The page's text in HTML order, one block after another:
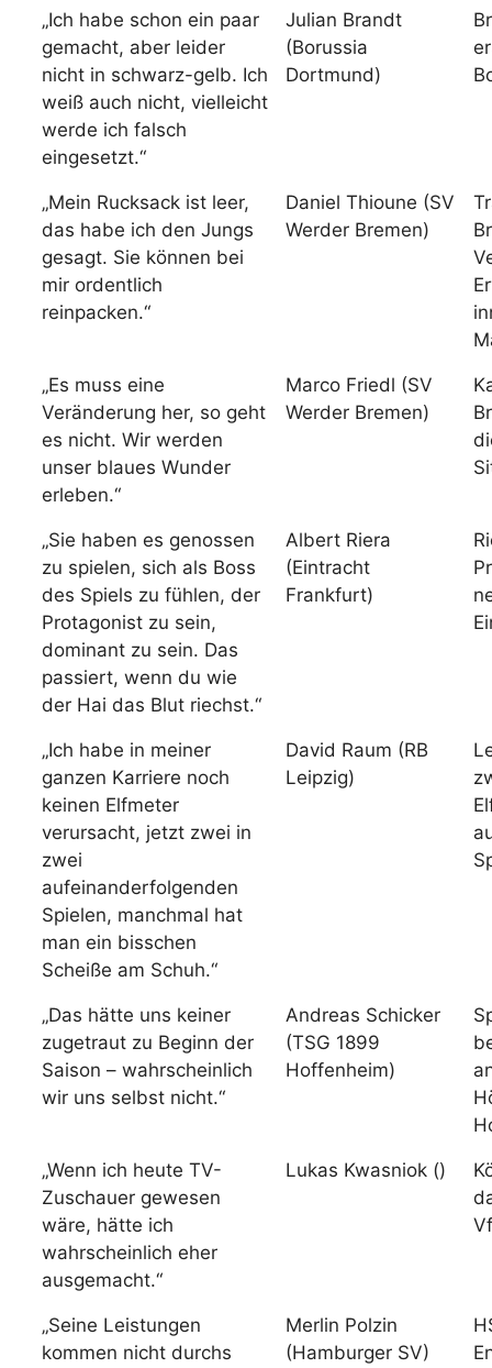
„Ich habe schon ein paar
gemacht, aber leider
nicht in schwarz-gelb. Ich
weiß auch nicht, vielleicht
werde ich falsch
eingesetzt.“
Julian Brandt
(Borussia
Dortmund)
„Mein Rucksack ist leer,
das habe ich den Jungs
gesagt. Sie können bei
mir ordentlich
reinpacken.“
Daniel Thioune (SV
Werder Bremen)
„Es muss eine
Veränderung her, so geht
es nicht. Wir werden
unser blaues Wunder
erleben.“
Marco Friedl (SV
Werder Bremen)
„Sie haben es genossen
zu spielen, sich als Boss
des Spiels zu fühlen, der
Protagonist zu sein,
dominant zu sein. Das
passiert, wenn du wie
der Hai das Blut riechst.“
Albert Riera
(Eintracht
Frankfurt)
„Ich habe in meiner
ganzen Karriere noch
keinen Elfmeter
verursacht, jetzt zwei in
zwei
aufeinanderfolgenden
Spielen, manchmal hat
man ein bisschen
Scheiße am Schuh.“
David Raum (RB
Leipzig)
„Das hätte uns keiner
zugetraut zu Beginn der
Saison – wahrscheinlich
wir uns selbst nicht.“
Andreas Schicker
(TSG 1899
Hoffenheim)
„Wenn ich heute TV-
Zuschauer gewesen
wäre, hätte ich
wahrscheinlich eher
ausgemacht.“
Lukas Kwasniok ()
„Seine Leistungen
kommen nicht durchs
Merlin Polzin
(Hamburger SV)